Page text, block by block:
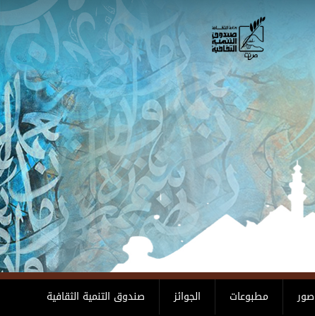
صندوق التنمية الثقافية الجوائز مطبوعات صور